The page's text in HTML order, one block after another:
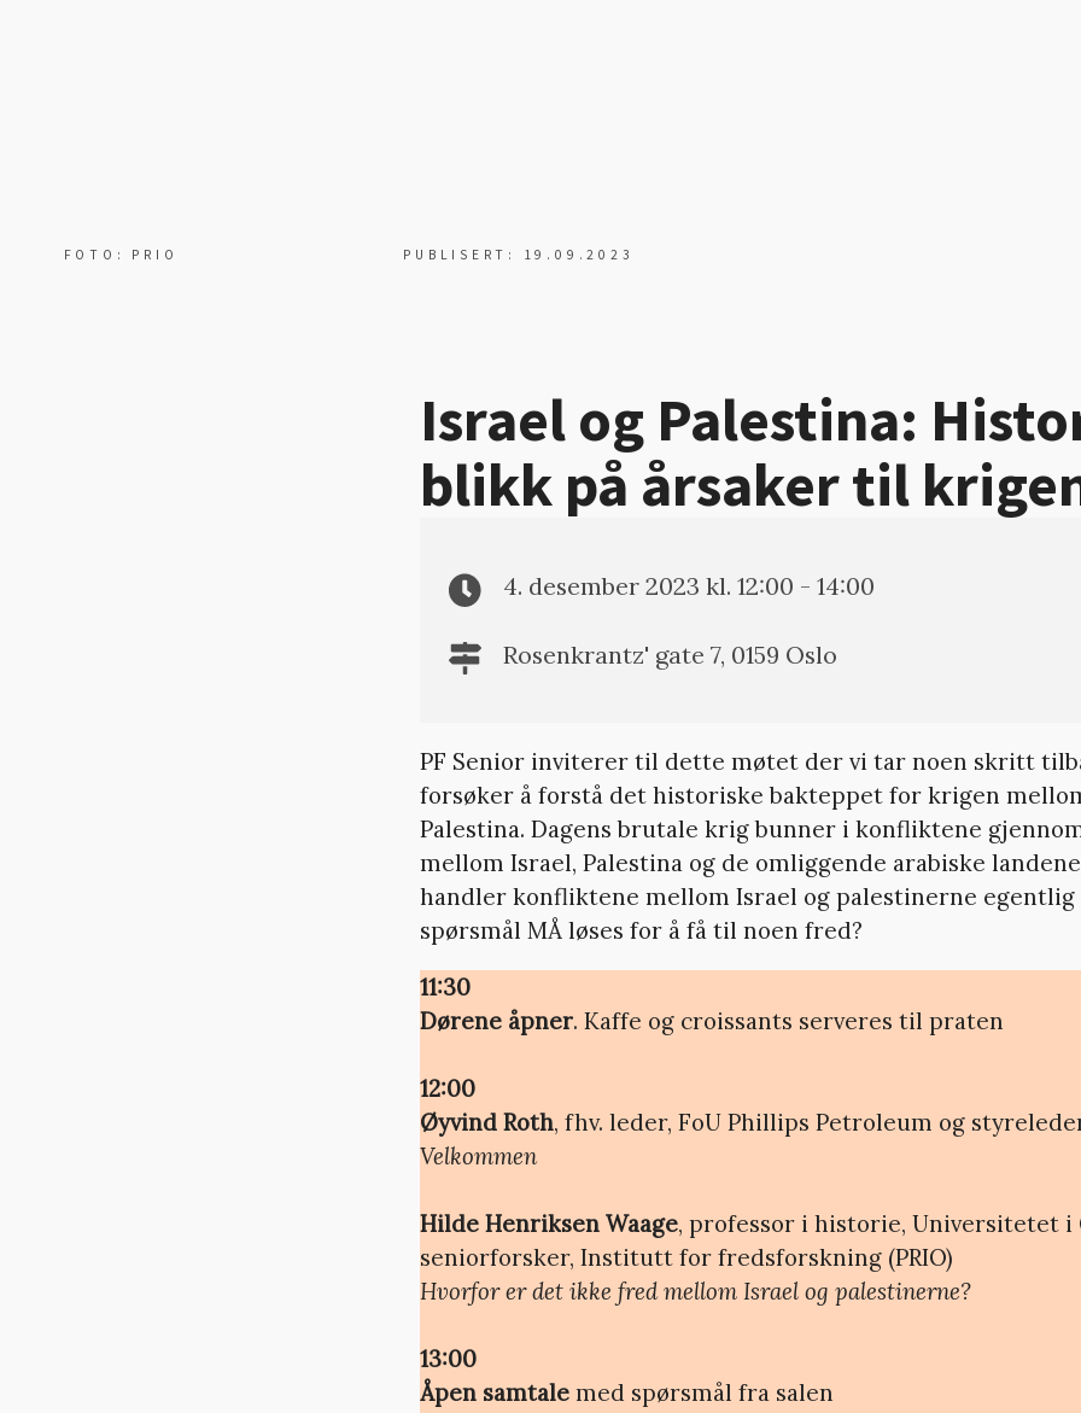
FOTO: PRIO PUBLISERT: 19.09.2023
Israel og Palestina:
blikk på årsaker til
4. desember 2023 kl. 12:00 - 14:00
Rosenkrantz' gate 7, 0159 Oslo
PF Senior inviterer til dette møtet der vi tar noen skritt
forsøker å forstå det historiske bakteppet for krigen
Palestina. Dagens brutale krig bunner i konfliktene
mellom Israel, Palestina og de omliggende arabiske
handler konfliktene mellom Israel og palestinerne egentlig
spørsmål MÅ løses for å få til noen fred?
11:30
Dørene åpner. Kaffe og croissants serveres til praten
12:00
Øyvind Roth, fhv. leder, FoU Phillips Petroleum og
Velkommen
Hilde Henriksen Waage, professor i historie, Universitetet i
seniorforsker, Institutt for fredsforskning (PRIO)
Hvorfor er det ikke fred mellom Israel og palestinerne?
13:00
Åpen samtale med spørsmål fra salen